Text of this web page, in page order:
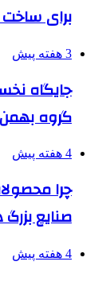
برای
3 هفته پیش
جایگاه
گروه
4 هفته پیش
صنایع
4 هفته پیش